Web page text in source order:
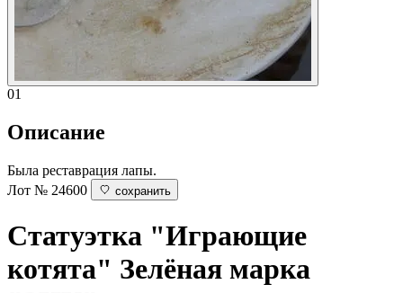
01
Описание
Была реставрация лапы.
Лот № 24600
сохранить
Статуэтка "Играющие
котята" Зелёная марка